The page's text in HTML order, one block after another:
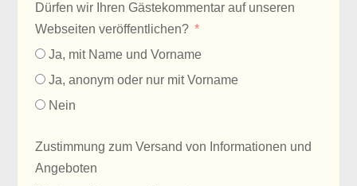
Dürfen wir Ihren Gästekommentar auf unseren
Webseiten veröffentlichen?
Ja, mit Name und Vorname
Ja, anonym oder nur mit Vorname
Nein
Zustimmung zum Versand von Informationen und
Angeboten